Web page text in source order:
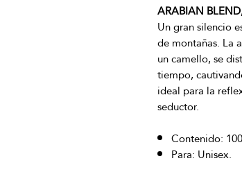
ARABIAN
Un gran silencio
de montañas. La
un camello, se
tiempo,
ideal para la
seductor.
Contenido:
Para: Unisex.